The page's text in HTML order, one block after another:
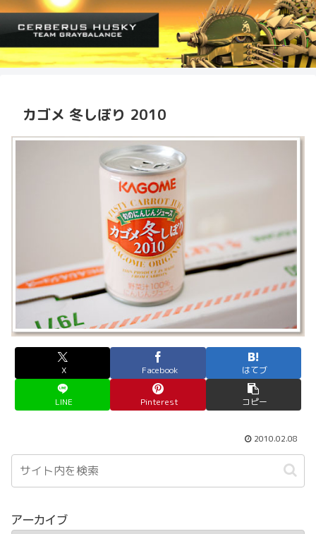
カゴメ 冬しぼり 2010
X Facebook はてブ
LINE Pinterest コピー
2010.02.08
アーカイブ